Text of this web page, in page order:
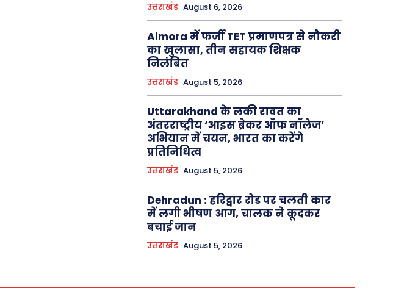
उत्तराखंड August 6, 2026
Almora में फर्जी TET प्रमाणपत्र से नौकरी
का खुलासा, तीन सहायक शिक्षक
निलंबित
उत्तराखंड August 5, 2026
Uttarakhand के लकी रावत का
अंतरराष्ट्रीय ‘आइस ब्रेकर ऑफ नॉलेज’
अभियान में चयन, भारत का करेंगे
प्रतिनिधित्व
उत्तराखंड August 5, 2026
Dehradun : हरिद्वार रोड पर चलती कार
में लगी भीषण आग, चालक ने कूदकर
बचाई जान
उत्तराखंड August 5, 2026